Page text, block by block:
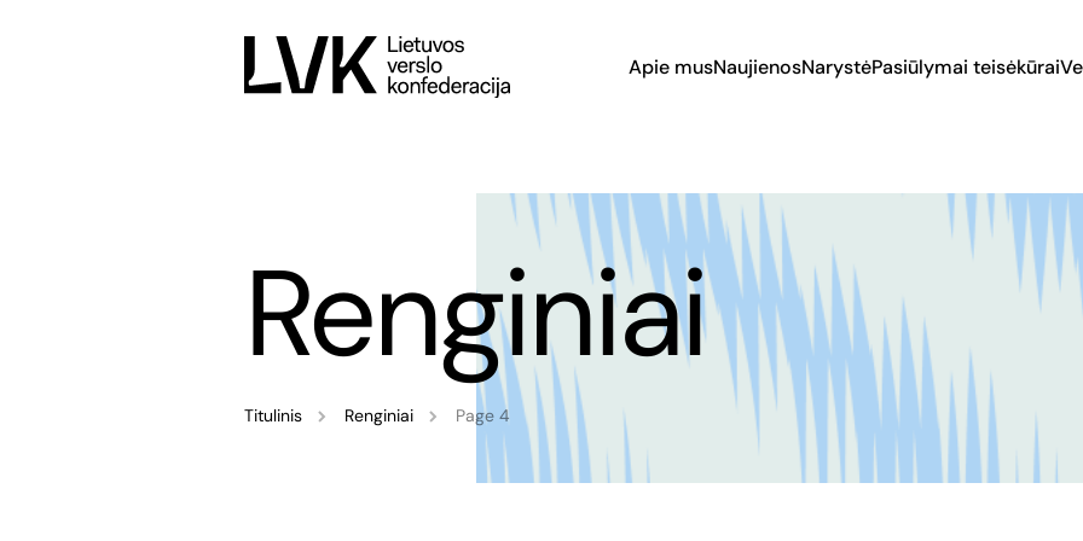
Apie musNaujienosNarystėPasiūlymai teisėkūrai
Renginiai
Titulinis Renginiai Page 4